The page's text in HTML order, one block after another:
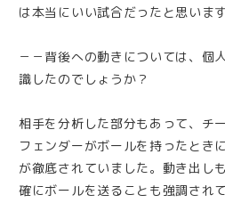
は本当にいい試合だったと思います
－－背後への動きについては、個
識したのでしょうか？
相手を分析した部分もあって、チ
フェンダーがボールを持ったとき
が徹底されていました。動き出し
確にボールを送ることも強調され